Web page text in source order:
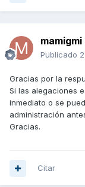
mamigmi
Publicado
Gracias por la
Si las alegaciones
inmediato o se
administración
Gracias.
Citar